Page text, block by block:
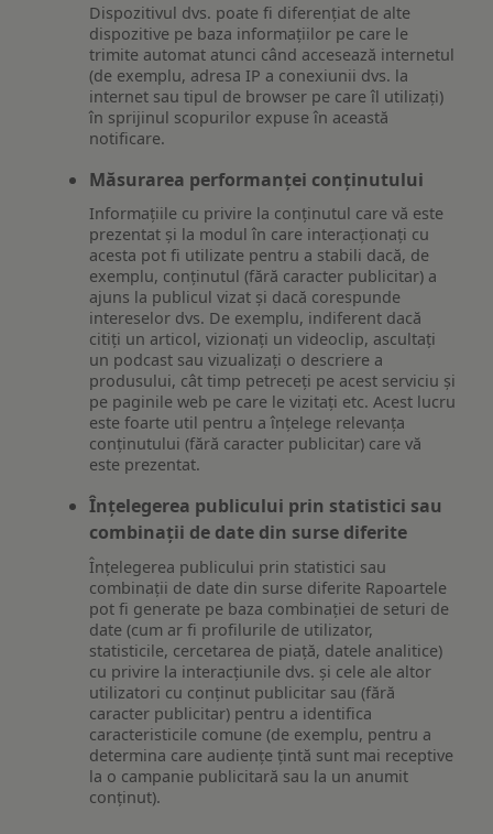
Dispozitivul dvs. poate fi diferențiat de alte
dispozitive pe baza informațiilor pe care le
trimite automat atunci când accesează internetul
(de exemplu, adresa IP a conexiunii dvs. la
internet sau tipul de browser pe care îl utilizați)
în sprijinul scopurilor expuse în această
notificare.
Măsurarea performanței conținutului
Informațiile cu privire la conținutul care vă este
prezentat și la modul în care interacționați cu
acesta pot fi utilizate pentru a stabili dacă, de
exemplu, conținutul (fără caracter publicitar) a
ajuns la publicul vizat și dacă corespunde
intereselor dvs. De exemplu, indiferent dacă
citiți un articol, vizionați un videoclip, ascultați
un podcast sau vizualizați o descriere a
produsului, cât timp petreceți pe acest serviciu și
pe paginile web pe care le vizitați etc. Acest lucru
este foarte util pentru a înțelege relevanța
conținutului (fără caracter publicitar) care vă
este prezentat.
Înțelegerea publicului prin statistici sau
combinații de date din surse diferite
Înțelegerea publicului prin statistici sau
combinații de date din surse diferite Rapoartele
pot fi generate pe baza combinației de seturi de
date (cum ar fi profilurile de utilizator,
statisticile, cercetarea de piață, datele analitice)
cu privire la interacțiunile dvs. și cele ale altor
utilizatori cu conținut publicitar sau (fără
caracter publicitar) pentru a identifica
caracteristicile comune (de exemplu, pentru a
determina care audiențe țintă sunt mai receptive
la o campanie publicitară sau la un anumit
conținut).